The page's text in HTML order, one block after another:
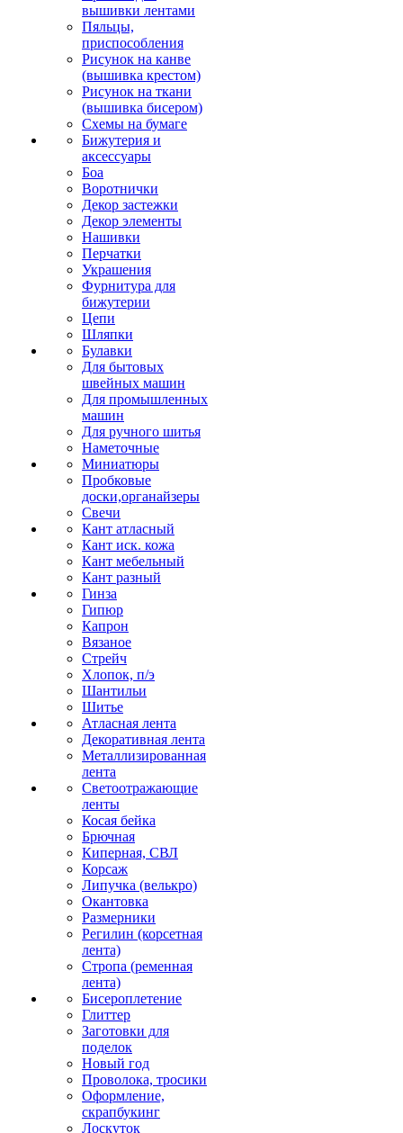
вышивки лентами
Пяльцы,
приспособления
Рисунок на канве
(вышивка крестом)
Рисунок на ткани
(вышивка бисером)
Схемы на бумаге
Бижутерия и
аксессуары
Боа
Воротнички
Декор застежки
Декор элементы
Нашивки
Перчатки
Украшения
Фурнитура для
бижутерии
Цепи
Шляпки
Булавки
Для бытовых
швейных машин
Для промышленных
машин
Для ручного шитья
Наметочные
Миниатюры
Пробковые
доски,органайзеры
Свечи
Кант атласный
Кант иск. кожа
Кант мебельный
Кант разный
Гинза
Гипюр
Капрон
Вязаное
Стрейч
Хлопок, п/э
Шантильи
Шитье
Атласная лента
Декоративная лента
Металлизированная
лента
Светоотражающие
ленты
Косая бейка
Брючная
Киперная, СВЛ
Корсаж
Липучка (велькро)
Окантовка
Размерники
Регилин (корсетная
лента)
Стропа (ременная
лента)
Бисероплетение
Глиттер
Заготовки для
поделок
Новый год
Проволока, тросики
Оформление,
скрапбукинг
Лоскуток